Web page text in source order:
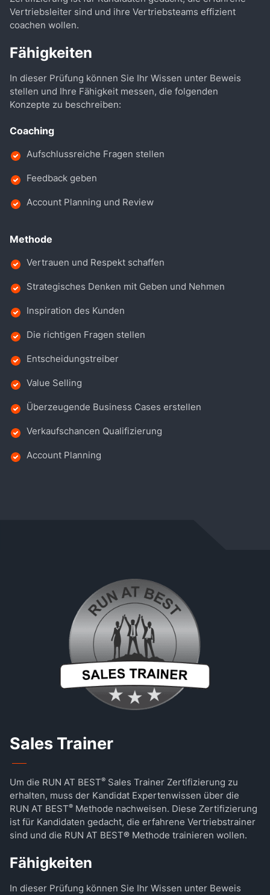
Vertriebsleiter sind und ihre Vertriebsteams effizient
coachen wollen.
Fähigkeiten
In dieser Prüfung können Sie Ihr Wissen unter Beweis
stellen und Ihre Fähigkeit messen, die folgenden
Konzepte zu beschreiben:
Coaching
Aufschlussreiche Fragen stellen
Feedback geben
Account Planning und Review
Methode
Vertrauen und Respekt schaffen
Strategisches Denken mit Geben und Nehmen
Inspiration des Kunden
Die richtigen Fragen stellen
Entscheidungstreiber
Value Selling
Überzeugende Business Cases erstellen
Verkaufschancen Qualifizierung
Account Planning
Sales Trainer
Um die RUN AT BEST® Sales Trainer Zertifizierung zu
erhalten, muss der Kandidat Expertenwissen über die
RUN AT BEST® Methode nachweisen. Diese Zertifizierung
ist für Kandidaten gedacht, die erfahrene Vertriebstrainer
sind und die RUN AT BEST® Methode trainieren wollen.
Fähigkeiten
In dieser Prüfung können Sie Ihr Wissen unter Beweis